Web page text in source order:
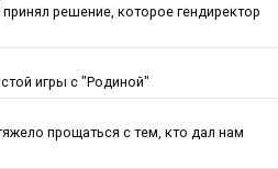
решение, которое гендиректор
игры с "Родиной"
прощаться с тем, кто дал нам